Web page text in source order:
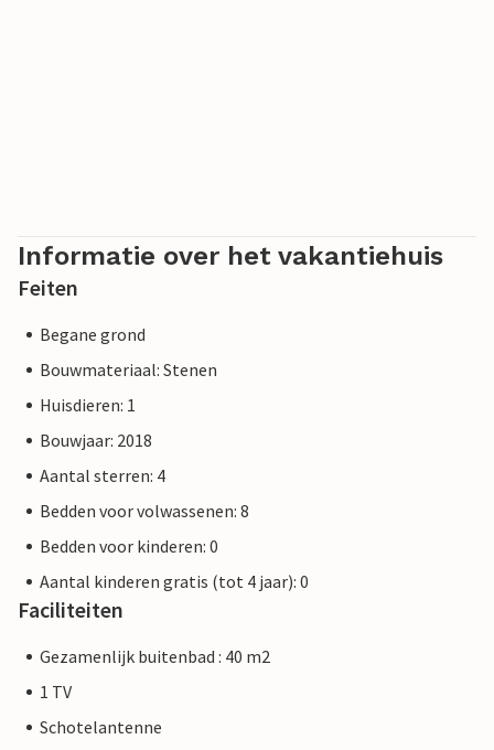
Informatie over het vakantiehuis
Feiten
Begane grond
Bouwmateriaal: Stenen
Huisdieren: 1
Bouwjaar: 2018
Aantal sterren: 4
Bedden voor volwassenen: 8
Bedden voor kinderen: 0
Aantal kinderen gratis (tot 4 jaar): 0
Faciliteiten
Gezamenlijk buitenbad : 40 m2
1 TV
Schotelantenne